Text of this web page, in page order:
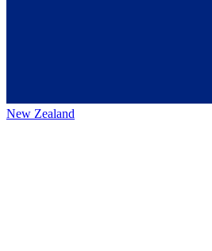
New Zealand